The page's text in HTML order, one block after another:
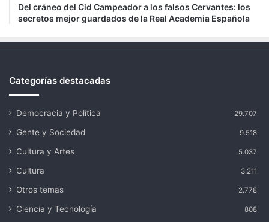
Del cráneo del Cid Campeador a los falsos Cervantes: los
secretos mejor guardados de la Real Academia Española
Categorías destacadas
Democracia y Política 29.707
Gente y Sociedad 9.518
Cultura y Artes 5.037
Cultura 3.211
Otros temas 2.778
Ciencia y Tecnología 808